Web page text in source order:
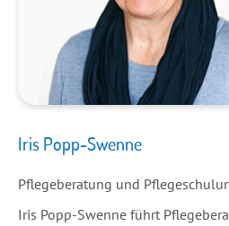
Iris Popp-Swenne
Pflegeberatung und
Iris Popp-Swenne führt